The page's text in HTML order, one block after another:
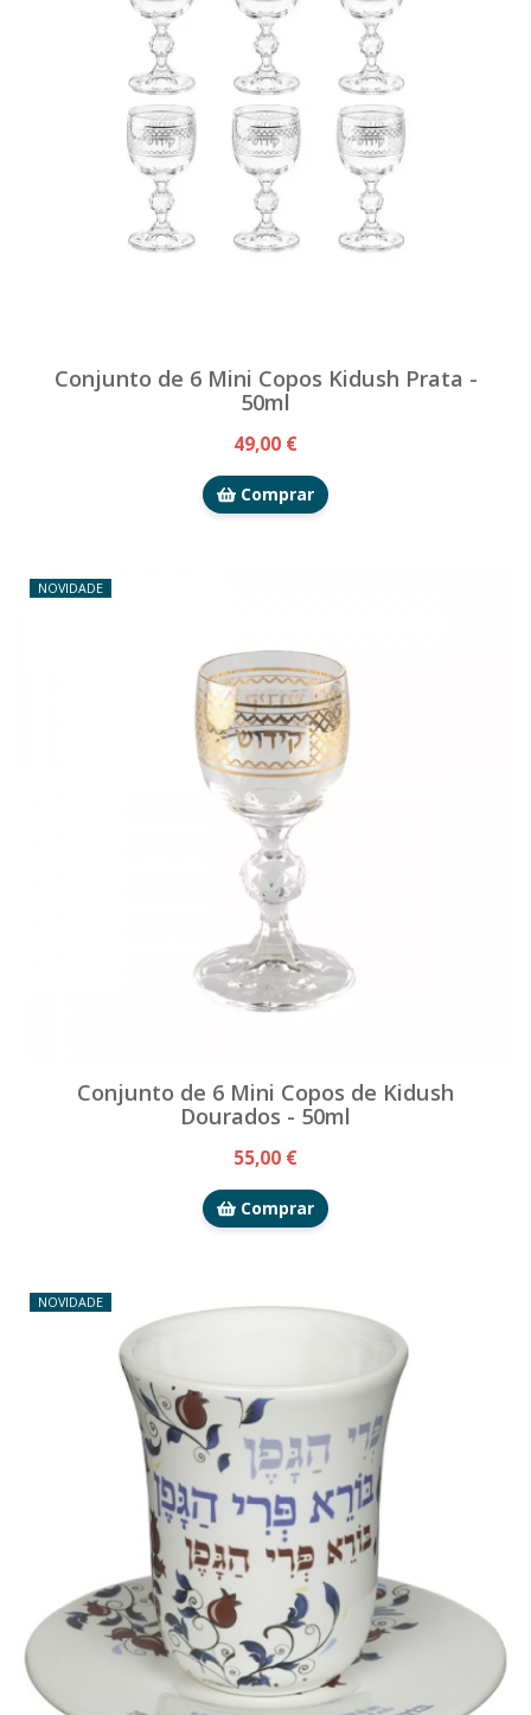
Conjunto de 6 Mini Copos Kidush Prata -
50ml
49,00 €
Comprar
NOVIDADE
Conjunto de 6 Mini Copos de Kidush
Dourados - 50ml
55,00 €
Comprar
NOVIDADE